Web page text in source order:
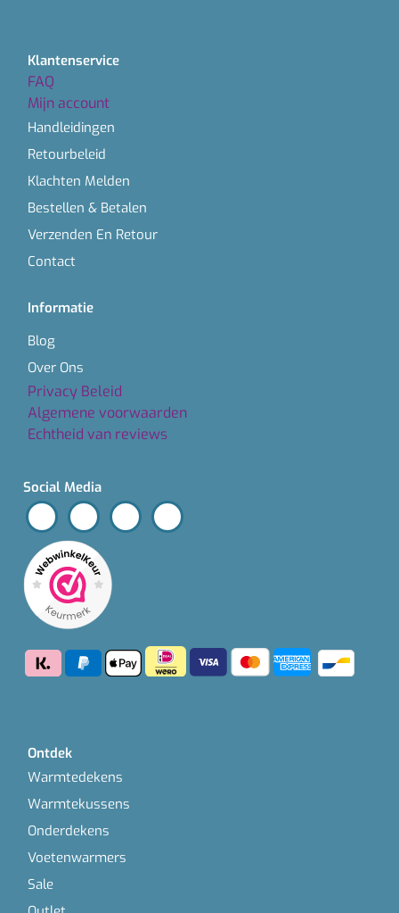
Klantenservice
FAQ
Mijn account
Handleidingen
Retourbeleid
Klachten Melden
Bestellen & Betalen
Verzenden En Retour
Contact
Informatie
Blog
Over Ons
Privacy Beleid
Algemene voorwaarden
Echtheid van reviews
Social Media
Ontdek
Warmtedekens
Warmtekussens
Onderdekens
Voetenwarmers
Sale